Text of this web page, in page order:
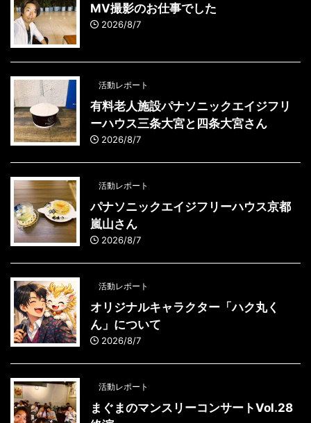
MV撮影のお仕事でした
2026/8/7
活動レポート
有料老人施設パナソニックエイジフリ
ーハウス三条大宮と四条大宮さん
2026/8/7
活動レポート
パナソニックエイジフリーハウス京都
嵐山さん
2026/8/7
活動レポート
オリジナルキャラクター「ハク丸く
ん」について
2026/8/7
活動レポート
まぐまのマンスリーコンサートVol.28